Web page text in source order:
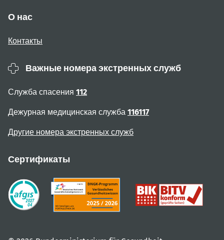
О нас
Контакты
Важные номера экстренных служб
Служба спасения 112
Дежурная медицинская служба 116117
Другие номера экстренных служб
Сертификаты